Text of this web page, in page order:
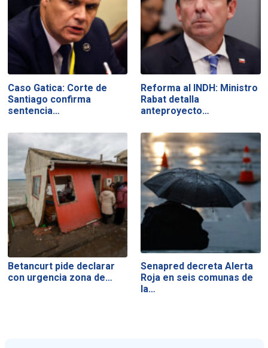
Caso Gatica: Corte de
Santiago confirma
sentencia…
Reforma al INDH: Ministro
Rabat detalla
anteproyecto…
Betancurt pide declarar
con urgencia zona de…
Senapred decreta Alerta
Roja en seis comunas de
la…